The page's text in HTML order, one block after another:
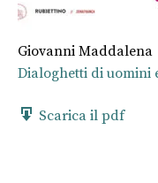
Giovanni Maddalena
Dialoghetti di uomini
Scarica il pdf